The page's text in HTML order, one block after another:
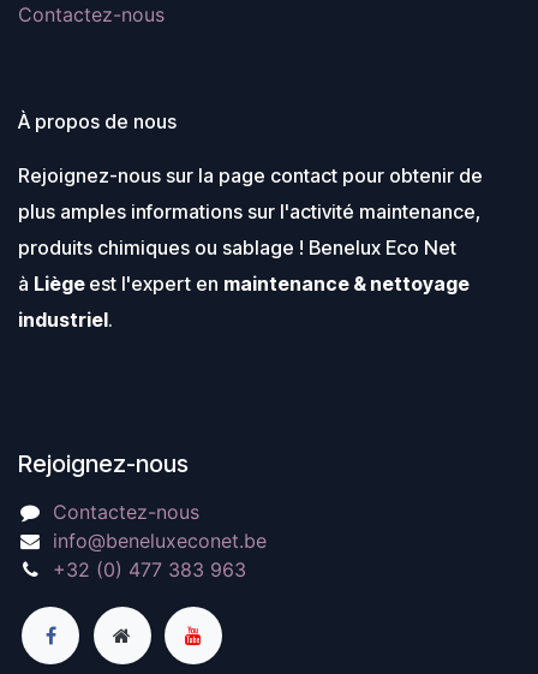
Contactez-nous
À propos de nous
Rejoignez-nous sur la page contact pour obtenir de
plus amples informations sur l'activité maintenance,
produits chimiques ou sablage ! Benelux Eco Net
à Liège est l'expert en maintenance & nettoyage
industriel.
Rejoignez-nous
Contactez-nous
info@beneluxeconet.be
+32 (0) 477 383 963